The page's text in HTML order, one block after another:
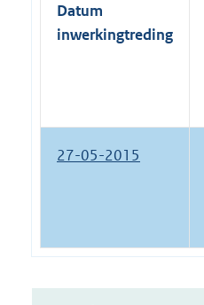
Datum
inwerkingtreding
27-05-2015